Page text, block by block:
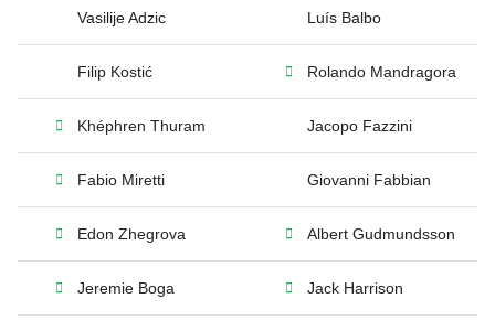
Vasilije Adzic Luís Balbo
Filip Kostić Rolando Mandragora
Khéphren Thuram Jacopo Fazzini
Fabio Miretti Giovanni Fabbian
Edon Zhegrova Albert Gudmundsson
Jeremie Boga Jack Harrison